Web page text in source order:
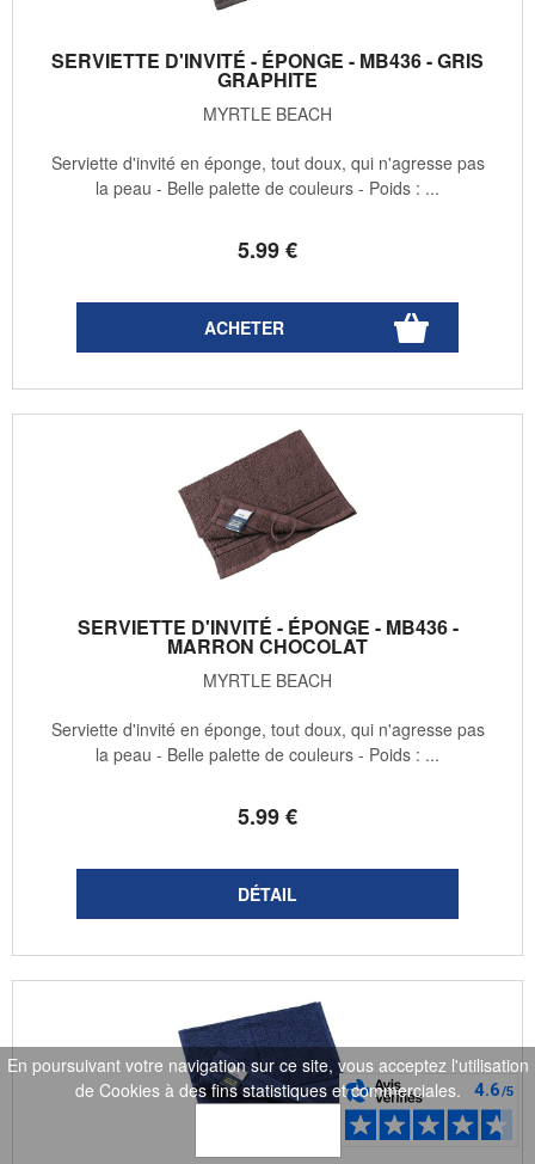
SERVIETTE D'INVITÉ - ÉPONGE - MB436 - GRIS
GRAPHITE
MYRTLE BEACH
5.99€
Serviette d'invité en éponge, tout doux, qui n'agresse pas
la peau - Belle palette de couleurs - Poids : ...
SERVIETTE D'INVITÉ - ÉPONGE - MB436 -
MARRON CHOCOLAT
MYRTLE BEACH
5.99€
Serviette d'invité en éponge, tout doux, qui n'agresse pas
la peau - Belle palette de couleurs - Poids : ...
En poursuivant votre navigation sur ce site, vous acceptez l'utilisation
de Cookies à des fins statistiques et commerciales.